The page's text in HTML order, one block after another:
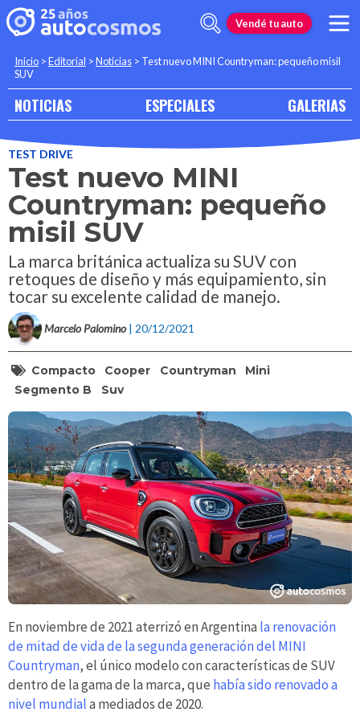
Vendé tu auto
Inicio >Editorial >Noticias > Test nuevo MINI Countryman: pequeño misil
SUV
NOTICIAS ESPECIALES GALERIAS
TEST DRIVE
Test nuevo MINI
Countryman: pequeño
misil SUV
La marca británica actualiza su SUV con
retoques de diseño y más equipamiento, sin
tocar su excelente calidad de manejo.
Marcelo Palomino | 20/12/2021
Compacto Cooper Countryman
Mini
Segmento B
Suv
En noviembre de 2021 aterrizó en Argentina la renovación
de mitad de vida de la segunda generación del MINI
Countryman, el único modelo con características de SUV
dentro de la gama de la marca, que había sido renovado a
nivel mundiala mediados de 2020.